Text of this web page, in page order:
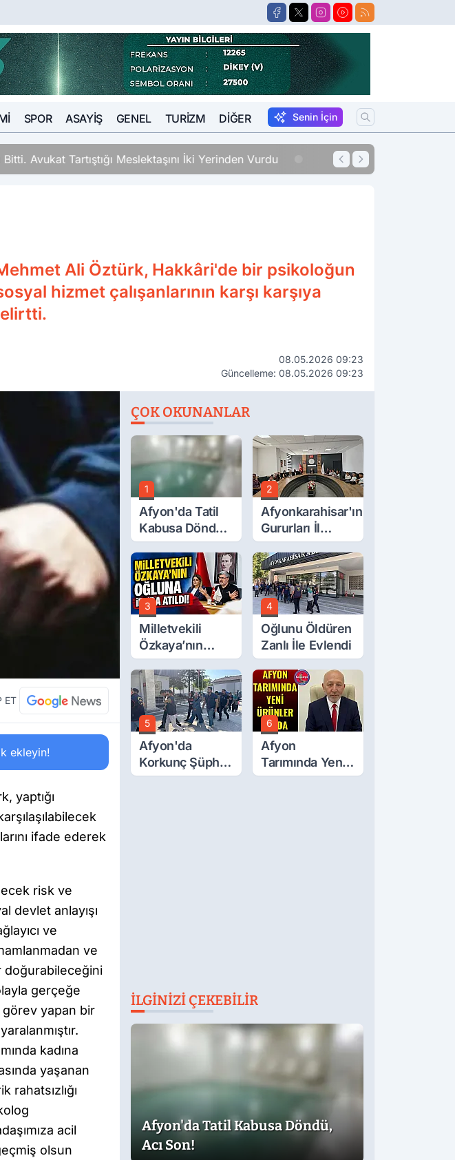
SPOR ASAYIŞ GENEL TURIZM DIĞER Senin İçin
Meslektaşını İki Yerinden Vurdu 12:33
Ali Öztürk, Hakkâri'de bir psikoloğun
hizmet çalışanlarının karşı karşıya
08.05.2026 09:23
Güncelleme: 08.05.2026 09:23
ET
ekleyin!
yaptığı
ifade ederek
risk ve
devlet anlayışı
ve
ve
doğurabileceğini
gerçeğe
yapan bir
kadına
yaşanan
rahatsızlığı
acil
olsun
ÇOK OKUNANLAR
1
Afyon'da Tatil
Kabusa Döndü,
Acı Son!
2
Afyonkarahisar'ın
Gururları İl
Müdürüyle
Buluştu
3
Milletvekili
Özkaya’nın
Oğluna İftira
Atıldı
4
Oğlunu Öldüren
Zanlı İle Evlendi
5
Afyon'da
Korkunç Şüphe!
Düştü Mü,
6
Afyon
Tarımında Yeni
Ürünler Yolda
İLGINIZI ÇEKEBILIR
Afyon'da Tatil Kabusa Döndü,
Acı Son!